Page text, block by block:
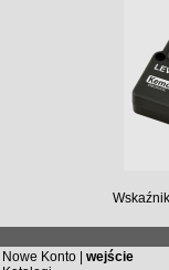
Nowe Konto | wejście